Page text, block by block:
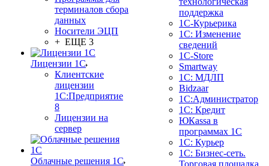
терминалов сбора
данных
Носители ЭЦП
+ ЕЩЕ 3
Лицензии 1С
Клиентские
лицензии
1С:Предприятие
8
Лицензии на
сервер
Облачные решения 1С
поддержка
1С-Курьерика
1С: Изменение
сведений
1C-Store
Smartway
1С: МДЛП
Bidzaar
1С:Администратор
1С: Кредит
ЮКаssа в
программах 1С
1С: Курьер
1С: Бизнес-сеть.
Торговая площадка